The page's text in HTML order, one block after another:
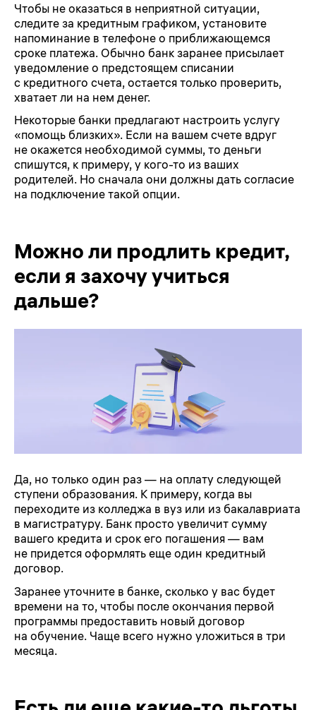
Чтобы не оказаться в неприятной ситуации,
следите за кредитным графиком, установите
напоминание в телефоне о приближающемся
сроке платежа. Обычно банк заранее присылает
уведомление о предстоящем списании
с кредитного счета, остается только проверить,
хватает ли на нем денег.
Некоторые банки предлагают настроить услугу
«помощь близких». Если на вашем счете вдруг
не окажется необходимой суммы, то деньги
спишутся, к примеру, у кого-то из ваших
родителей. Но сначала они должны дать согласие
на подключение такой опции.
Можно ли продлить кредит,
если я захочу учиться
дальше?
Да, но только один раз — на оплату следующей
ступени образования. К примеру, когда вы
переходите из колледжа в вуз или из бакалавриата
в магистратуру. Банк просто увеличит сумму
вашего кредита и срок его погашения — вам
не придется оформлять еще один кредитный
договор.
Заранее уточните в банке, сколько у вас будет
времени на то, чтобы после окончания первой
программы предоставить новый договор
на обучение. Чаще всего нужно уложиться в три
месяца.